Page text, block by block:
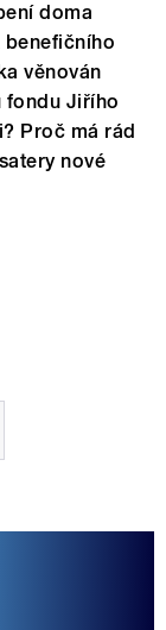
doma
benefičního
věnován
fondu Jiřího
Proč má rád
nové